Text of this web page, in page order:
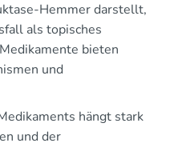
Hemmer darstellt,
als topisches
bieten
und
hängt stark
und der